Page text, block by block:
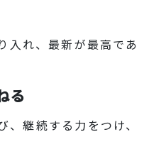
入れ、最新が最高であ
る
、継続する力をつけ、